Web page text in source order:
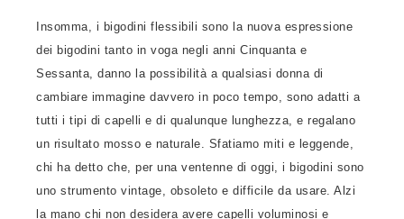
Insomma, i bigodini flessibili sono la nuova espressione
dei bigodini tanto in voga negli anni Cinquanta e
Sessanta, danno la possibilità a qualsiasi donna di
cambiare immagine davvero in poco tempo, sono adatti a
tutti i tipi di capelli e di qualunque lunghezza, e regalano
un risultato mosso e naturale. Sfatiamo miti e leggende,
chi ha detto che, per una ventenne di oggi, i bigodini sono
uno strumento vintage, obsoleto e difficile da usare. Alzi
la mano chi non desidera avere capelli voluminosi e